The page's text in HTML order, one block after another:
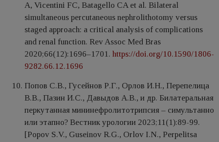
A, Vicentini FC, Batagello CA et al. Bilateral
simultaneous percutaneous nephrolithotomy versus
staged approach: a critical analysis of complications
and renal function. Rev Assoc Med Bras
2020;66(12):1696–1701. https://doi.org/10.1590/1806-
9282.66.12.1696
Попов С.В., Гусейнов Р.Г., Орлов И.Н., Перепелица
В.В., Пазин И.С., Давыдов А.В., и др. Билатеральная
перкутанная мининефролитотрипсия – симультанно
или этапно? Вестник урологии 2023;11(1):89-99.
[Popov S.V., Guseinov R.G., Orlov I.N., Perpelitsa